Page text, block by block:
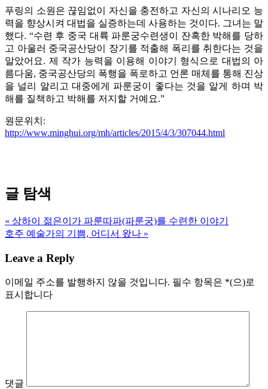
푸링의 소원은 끊임없이 자신을 충전하고 자신의 시나리오 능
력을 향상시켜 대법을 실증하는데 사용하는 것이다. 그녀는 말
했다. “수련 후 중국 대륙 파룬궁수련생이 잔혹한 박해를 당하
고 아울러 중국공산당이 장기를 적출해 폭리를 취한다는 것을
알았어요. 제 작가 능력을 이용해 이야기 형식으로 대법의 아
름다움, 중국공산당의 폭행을 폭로하고 언론 매체를 통해 진상
을 널리 알리고 대중에게 파룬궁이 좋다는 것을 알게 하며 박
해를 질책하고 박해를 저지할 거예요.”
원문위치:
http://www.minghui.org/mh/articles/2015/4/3/307044.html
글 탐색
« 상하이 젊은이가 파룬따파(파룬궁)를 수련한 이야기
호주 예술가의 기쁨, 어디서 왔나 »
Leave a Reply
이메일 주소를 발행하지 않을 것입니다. 필수 항목은 *(으)로
표시합니다
댓글